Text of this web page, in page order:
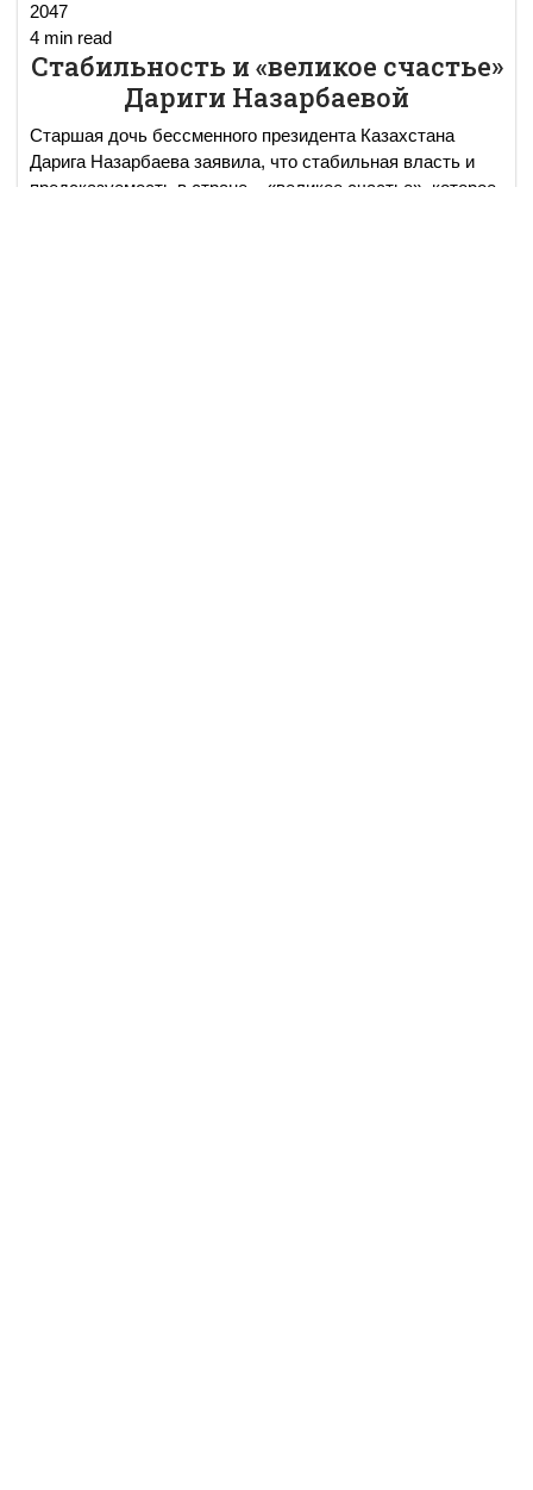
2047
4 min read
Стабильность и «великое счастье»
Дариги Назарбаевой
Старшая дочь бессменного президента Казахстана
Дарига Назарбаева заявила, что стабильная власть и
предсказуемость в стране – «великое счастье», которое